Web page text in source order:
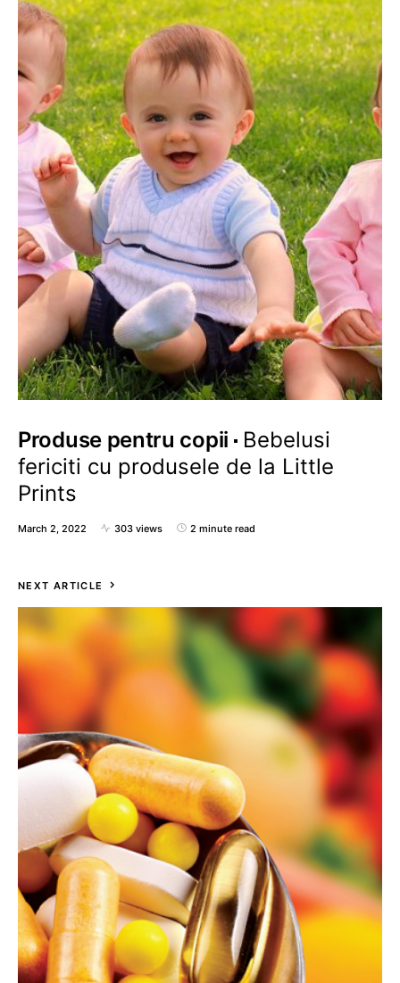
Produse pentru copii
Bebelusi
fericiti cu produsele de la Little
Prints
March 2, 2022 303 views 2 minute read
NEXT ARTICLE